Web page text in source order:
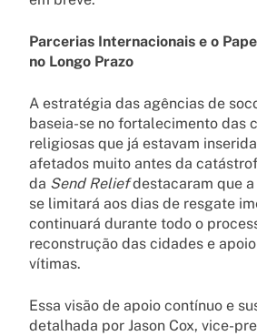
Parcerias Internacionais e o
no Longo Prazo
A estratégia das agências de
baseia-se no fortalecimento das
religiosas que já estavam
afetados muito antes da
da Send Reliefdestacaram que a
se limitará aos dias de resgate
continuará durante todo o
reconstrução das cidades e
vítimas.
Essa visão de apoio contínuo e
detalhada por Jason Cox, vice-